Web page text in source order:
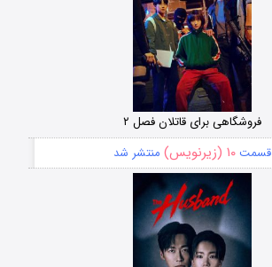
فروشگاهی برای قاتلان فصل ۲
قسمت۱۰ (زیرنویس) منتشر شد